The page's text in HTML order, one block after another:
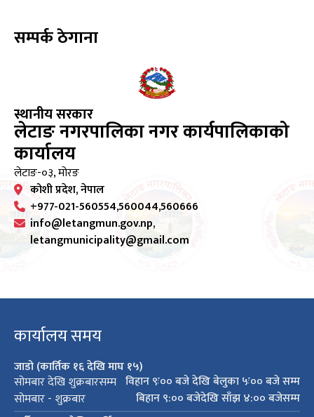
सम्पर्क ठेगाना
स्थानीय सरकार
लेटाङ नगरपालिका नगर कार्यपालिकाको
कार्यालय
लेटाङ-०३, मोरङ
कोशी प्रदेश, नेपाल
+977-021-560554,560044,560666
info@letangmun.gov.np,
letangmunicipality@gmail.com
कार्यालय समय
जाडो (कार्तिक १६ देखि माघ १५)
सोमबार देखि शुक्रबारसम्म विहान ९ः०० बजे देखि बेलुका ५ः०० बजे सम्म
सोमबार - शुक्रबार
बिहान ९:०० बजेदेखि साँझ ४:०० बजेसम्म